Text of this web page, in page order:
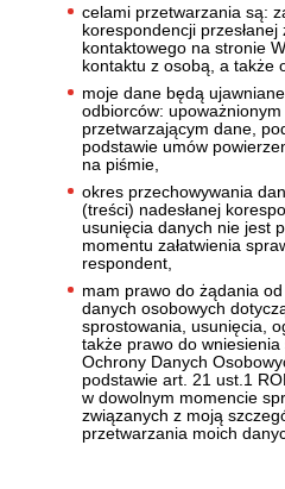
celami przetwarzania są:
korespondencji
kontaktowego na stronie
kontaktu z osobą, a także
moje dane będą
odbiorców:
przetwarzającym dane,
podstawie umów
na piśmie,
okres przechowywania
(treści) nadesłanej
usunięcia danych nie jest
momentu załatwienia
respondent,
mam prawo do żądania
danych osobowych
sprostowania, usunięcia,
także prawo do
Ochrony Danych
podstawie art. 21 ust.1
w dowolnym momencie
związanych z moją
przetwarzania moich